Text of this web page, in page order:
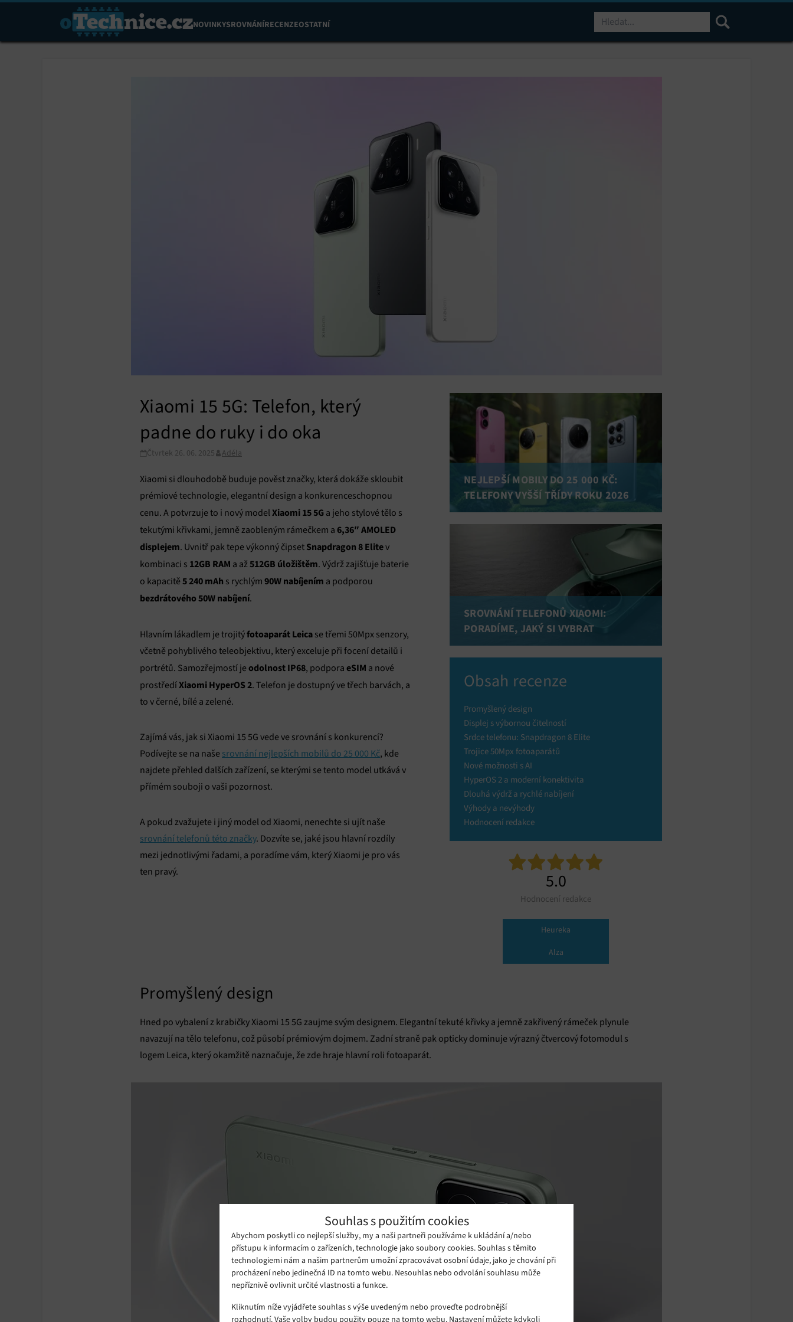
Souhlas s použitím cookies
Abychom poskytli co nejlepší služby, my a naši partneři používáme k ukládání a/nebo
přístupu k informacím o zařízeních, technologie jako soubory cookies. Souhlas s těmito
technologiemi nám a našim partnerům umožní zpracovávat osobní údaje, jako je chování při
procházení nebo jedinečná ID na tomto webu. Nesouhlas nebo odvolání souhlasu může
nepříznivě ovlivnit určité vlastnosti a funkce.
Kliknutím níže vyjádřete souhlas s výše uvedeným nebo proveďte podrobnější
rozhodnutí. Vaše volby budou použity pouze na tomto webu. Nastavení můžete kdykoli
NOVINKYSROVNÁNÍRECENZEOSTATNÍ
Xiaomi 15 5G: Telefon, který
padne do ruky i do oka
Čtvrtek 26. 06. 2025 Adéla
Xiaomi si dlouhodobě buduje pověst značky, která dokáže skloubit
prémiové technologie, elegantní design a konkurenceschopnou
cenu. A potvrzuje to i nový model Xiaomi 15 5G a jeho stylové tělo s
tekutými křivkami, jemně zaobleným rámečkem a 6,36″ AMOLED
displejem. Uvnitř pak tepe výkonný čipset Snapdragon 8 Elitev
kombinaci s 12GB RAM a až512GB úložištěm. Výdrž zajišťuje baterie
o kapacitě 5 240 mAh s rychlým 90W nabíjením a podporou
bezdrátového 50W nabíjení.
Hlavním lákadlem je trojitýfotoaparát Leica se třemi 50Mpx senzory,
včetně pohyblivého teleobjektivu, který exceluje při focení detailů i
portrétů. Samozřejmostí je odolnost IP68, podpora eSIM a nové
prostředí Xiaomi HyperOS 2. Telefon je dostupný ve třech barvách, a
to v černé, bílé a zelené.
Zajímá vás, jak si Xiaomi 15 5G vede ve srovnání s konkurencí?
Podívejte se na naše srovnání nejlepších mobilů do 25 000 Kč, kde
najdete přehled dalších zařízení, se kterými se tento model utkává v
přímém souboji o vaši pozornost.
A pokud zvažujete i jiný model od Xiaomi, nenechte si ujít naše
srovnání telefonů této značky. Dozvíte se, jaké jsou hlavní rozdíly
mezi jednotlivými řadami, a poradíme vám, který Xiaomi je pro vás
ten pravý.
NEJLEPŠÍ MOBILY DO 25 000 KČ:
TELEFONY VYŠŠÍ TŘÍDY ROKU 2026
SROVNÁNÍ TELEFONŮ XIAOMI:
PORADÍME, JAKÝ SI VYBRAT
Obsah recenze
Promyšlený design
Displej s výbornou čitelností
Srdce telefonu: Snapdragon 8 Elite
Trojice 50Mpx fotoaparátů
Nové možnosti s AI
HyperOS 2 a moderní konektivita
Dlouhá výdrž a rychlé nabíjení
Výhody a nevýhody
Hodnocení redakce
5.0
Hodnocení redakce
Heureka
Alza
Promyšlený design
Hned po vybalení z krabičky Xiaomi 15 5G zaujme svým designem. Elegantní tekuté křivky a jemně zakřivený rámeček plynule
navazují na tělo telefonu, což působí prémiovým dojmem. Zadní straně pak opticky dominuje výrazný čtvercový fotomodul s
logem Leica, který okamžitě naznačuje, že zde hraje hlavní roli fotoaparát.